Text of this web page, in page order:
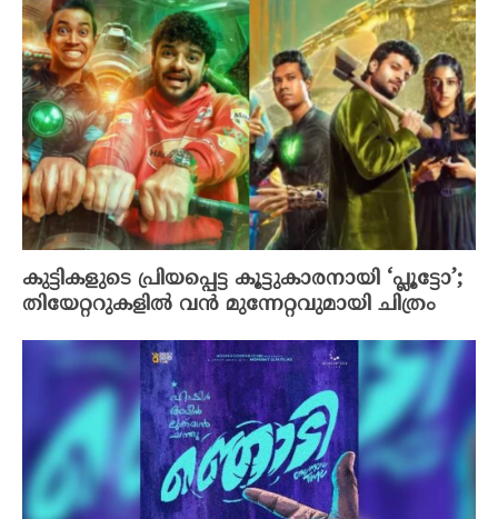
കുട്ടികളുടെ പ്രിയപ്പെട്ട കൂട്ടുകാരനായി ‘പ്ലൂട്ടോ’;
തിയേറ്ററുകളിൽ വൻ മുന്നേറ്റവുമായി ചിത്രം